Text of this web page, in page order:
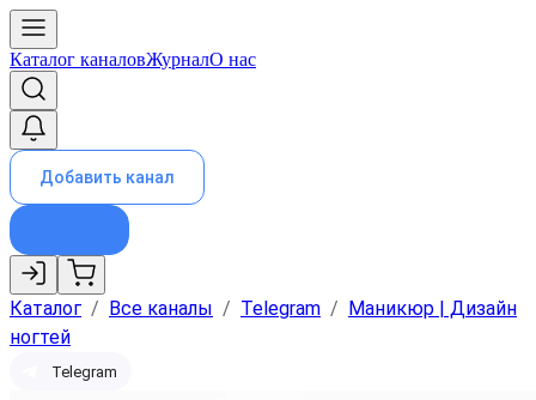
Каталог каналовЖурналО нас
Добавить канал
Каталог / Все каналы / Telegram / Маникюр | Дизайн
ногтей
Telegram